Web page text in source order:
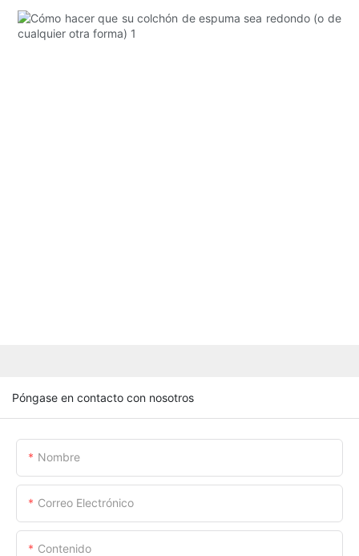
Póngase en contacto con nosotros
Nombre
Correo Electrónico
Contenido